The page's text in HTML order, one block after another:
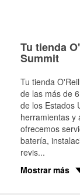
Tu tienda
Summit
Tu tienda
de las más de
de los Estados
herramientas y
ofrecemos
batería,
revis...
Mostrar más